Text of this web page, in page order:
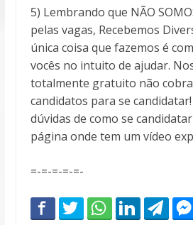
5) Lembrando que NÃO
pelas vagas, Recebemos
única coisa que fazemos é
vocês no intuito de ajudar.
totalmente gratuito não
candidatos para se
dúvidas de como se
página onde tem um vídeo
=-=-=-=-=-